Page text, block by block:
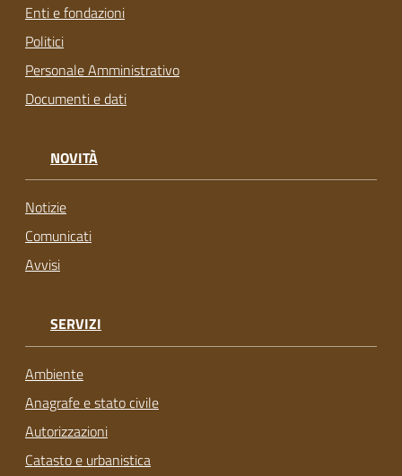
Enti e fondazioni
Politici
Personale Amministrativo
Documenti e dati
NOVITÀ
Notizie
Comunicati
Avvisi
SERVIZI
Ambiente
Anagrafe e stato civile
Autorizzazioni
Catasto e urbanistica